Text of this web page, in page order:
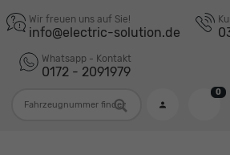
Wir freuen uns auf Sie!
info@electric-solution.de
Whatsapp - Kontakt
0172 - 2091979
0